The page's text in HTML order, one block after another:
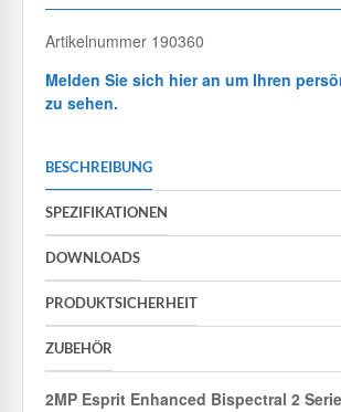
Artikelnummer 190360
Melden Sie sich hier an um Ihren
zu sehen.
BESCHREIBUNG
SPEZIFIKATIONEN
DOWNLOADS
PRODUKTSICHERHEIT
ZUBEHÖR
2MP Esprit Enhanced Bispectral 2